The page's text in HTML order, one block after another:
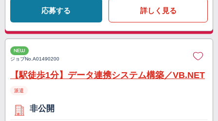
応募する 詳しく見る
NEW
ジョブNo.A01490200
【駅徒歩1分】データ連携システム構築／VB.NET
派遣
非公開